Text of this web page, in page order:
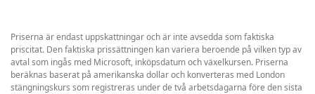
Priserna är endast uppskattningar och är inte avsedda som faktiska
priscitat. Den faktiska prissättningen kan variera beroende på vilken typ av
avtal som ingås med Microsoft, inköpsdatum och växelkursen. Priserna
beräknas baserat på amerikanska dollar och konverteras med London
stängningskurs som registreras under de två arbetsdagarna före den sista